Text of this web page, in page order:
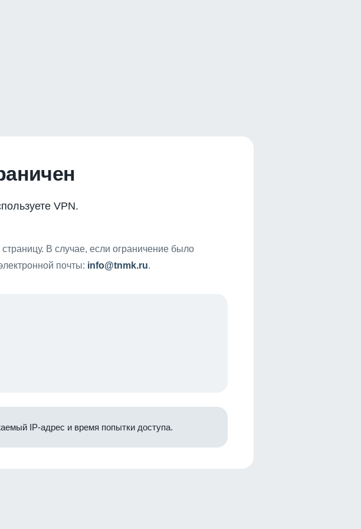
VPN.
В случае, если ограничение было
почты: info@tnmk.ru.
IP-адрес и время попытки доступа.